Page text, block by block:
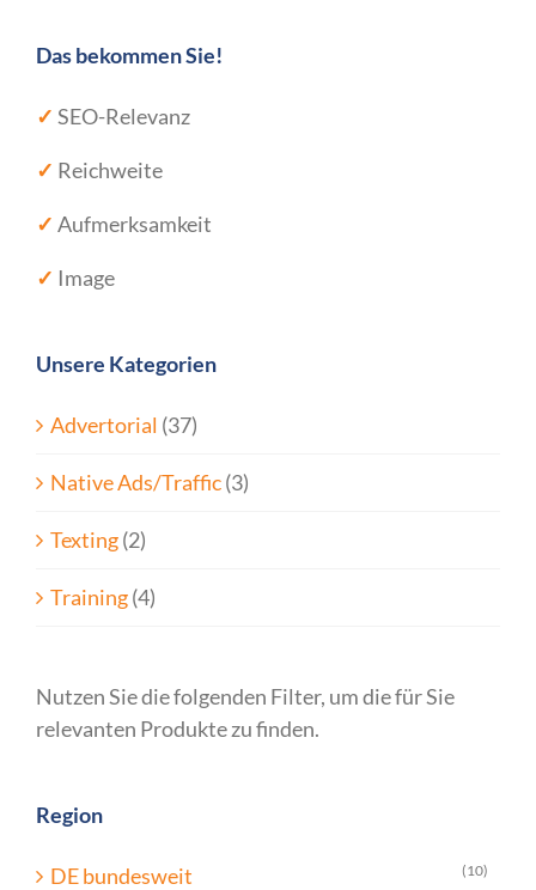
Das bekommen Sie!
✓ SEO-Relevanz
✓ Reichweite
✓ Aufmerksamkeit
✓ Image
Unsere Kategorien
Advertorial (37)
Native Ads/Traffic(3)
Texting(2)
Training(4)
Nutzen Sie die folgenden Filter, um die für Sie
relevanten Produkte zu finden.
Region
DE bundesweit (10)